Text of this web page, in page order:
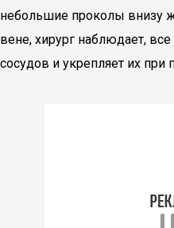
небольшие проколы внизу
вене, хирург наблюдает,
сосудов и укрепляет их